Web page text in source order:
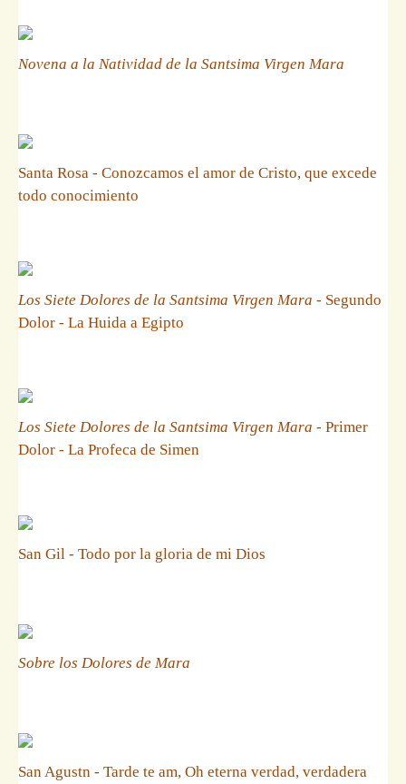
Novena a la Natividad de la Santsima Virgen Mara
Santa Rosa - Conozcamos el amor de Cristo, que excede
todo conocimiento
Los Siete Dolores de la Santsima Virgen Mara - Segundo
Dolor - La Huida a Egipto
Los Siete Dolores de la Santsima Virgen Mara - Primer
Dolor - La Profeca de Simen
San Gil - Todo por la gloria de mi Dios
Sobre los Dolores de Mara
San Agustn - Tarde te am, Oh eterna verdad, verdadera